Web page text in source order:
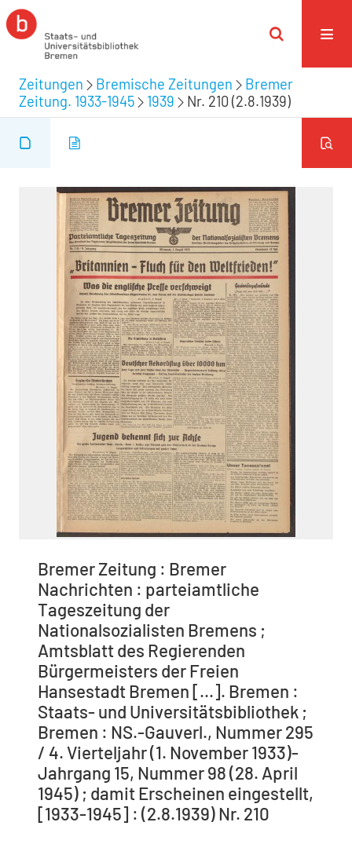
Zeitungen Bremische Zeitungen
Bremer
Zeitung. 1933-1945
1939 Nr. 210 (2.8.1939)
Bremer Zeitung : Bremer
Nachrichten : parteiamtliche
Tageszeitung der
Nationalsozialisten Bremens ;
Amtsblatt des Regierenden
Bürgermeisters der Freien
Hansestadt Bremen [...]. Bremen :
Staats- und Universitätsbibliothek ;
Bremen : NS.-Gauverl., Nummer 295
/ 4. Vierteljahr (1. November 1933)-
Jahrgang 15, Nummer 98 (28. April
1945) ; damit Erscheinen eingestellt,
[1933-1945] : (2.8.1939) Nr. 210